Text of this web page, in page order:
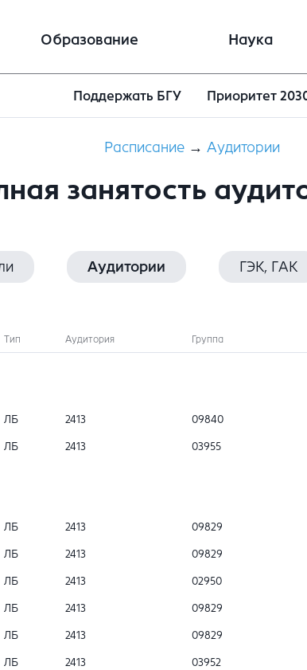
Образование Наука
Поддержать БГУ Приоритет
Расписание→ Аудитории
занятость
Аудитории ГЭК, ГАК
Тип Аудитория Группа
ЛБ 2413 09840
ЛБ 2413 03955
ЛБ 2413 09829
ЛБ 2413 09829
ЛБ 2413 02950
ЛБ 2413 09829
ЛБ 2413 09829
ЛБ 2413 03952